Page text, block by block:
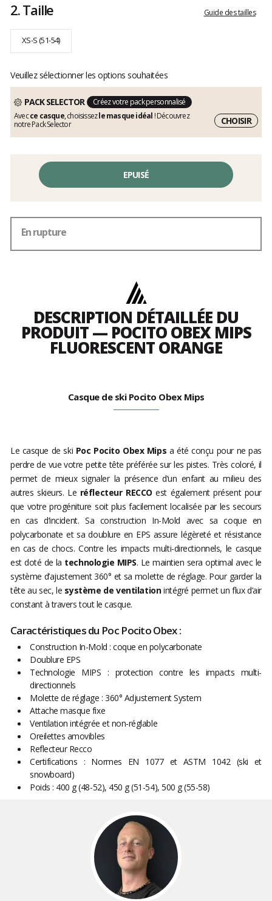
2.Taille Guide des tailles
XS-S (51-54)
Veuillez sélectionner les options souhaitées
PACK SELECTOR
Créez votre pack personnalisé
Avecce casque, choisissezle masque idéal ! Découvrez
notre Pack Selector
CHOISIR
EPUISÉ
En rupture
DESCRIPTION DÉTAILLÉE DU
PRODUIT — POCITO OBEX MIPS
FLUORESCENT ORANGE
Casque de ski Pocito Obex Mips
Le casque de ski Poc Pocito Obex Mips a été conçu pour ne pas
perdre de vue votre petite tête préférée sur les pistes. Très coloré, il
permet de mieux signaler la présence d’un enfant au milieu des
autres skieurs. Le réflecteur RECCO est également présent pour
que votre progéniture soit plus facilement localisée par les secours
en cas d’incident. Sa construction In-Mold avec sa coque en
polycarbonate et sa doublure en EPS assure légèreté et résistance
en cas de chocs. Contre les impacts multi-directionnels, le casque
est doté de la technologie MIPS. Le maintien sera optimal avec le
système d’ajustement 360° et sa molette de réglage. Pour garder la
tête au sec, le système de ventilationintégré permet un flux d’air
constant à travers tout le casque.
Caractéristiques du Poc Pocito Obex :
Construction In-Mold : coque en polycarbonate
Doublure EPS
Technologie MIPS : protection contre les impacts multi-
directionnels
Molette de réglage : 360° Adjustement System
Attache masque fixe
Ventilation intégrée et non-réglable
Oreilettes amovibles
Reflecteur Recco
Certifications : Normes EN 1077 et ASTM 1042 (ski et
snowboard)
Poids : 400 g (48-52), 450 g (51-54), 500 g (55-58)